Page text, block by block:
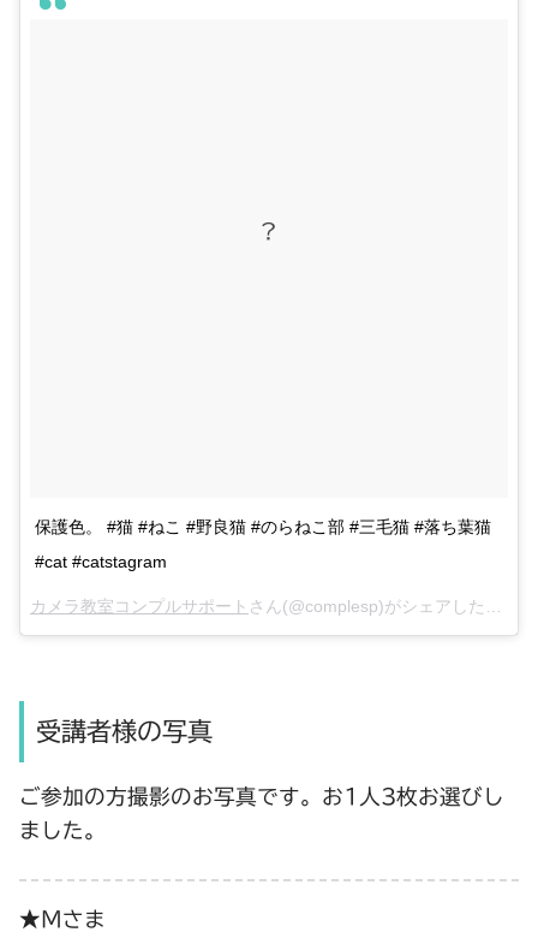
?
保護色。 #猫 #ねこ #野良猫 #のらねこ部 #三毛猫 #落ち葉猫
#cat #catstagram
カメラ教室コンプルサポート さん(@complesp)がシェアした投稿 –
受講者様の写真
ご参加の方撮影のお写真です。お1人3枚お選びし
ました。
★Ｍさま